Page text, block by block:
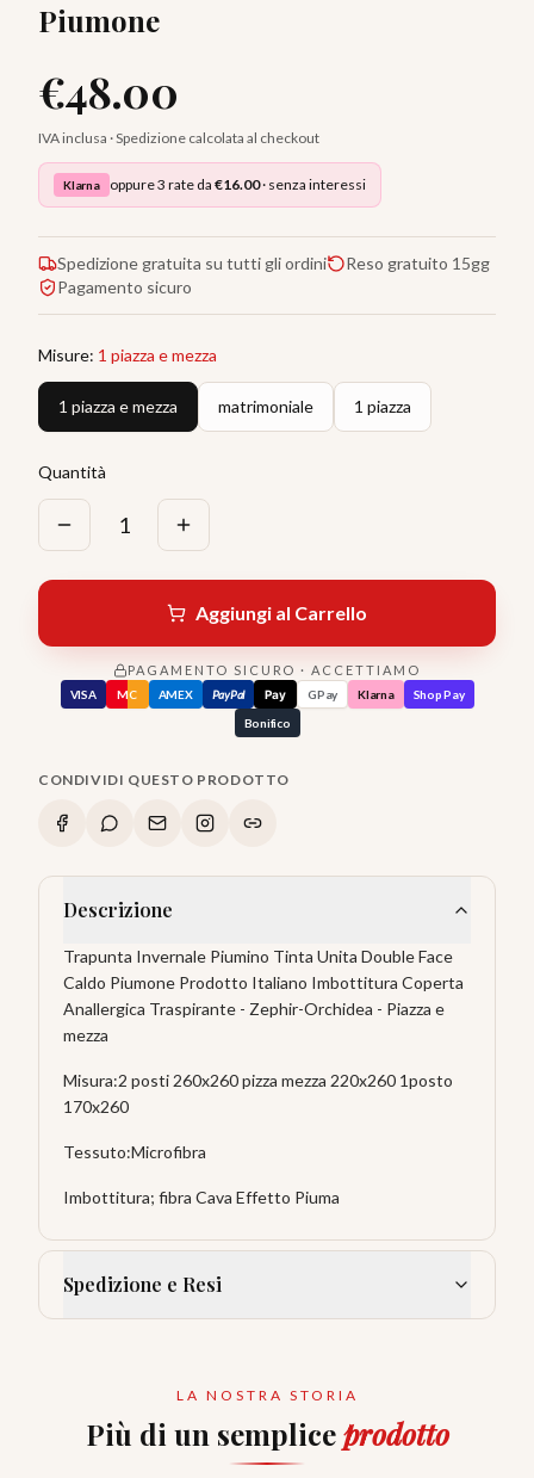
Piumone
€48.00
IVA inclusa · Spedizione calcolata al checkout
Klarna oppure 3 rate da €16.00· senza interessi
Spedizione gratuita su tutti gli ordini
Reso gratuito 15gg
Pagamento sicuro
Misure: 1 piazza e mezza
1 piazza e mezza matrimoniale 1 piazza
Quantità
1
Aggiungi al Carrello
PAGAMENTO SICURO · ACCETTIAMO
VISA MC AMEX PayPal Pay GPay Klarna
Shop Pay
Bonifico
CONDIVIDI QUESTO PRODOTTO
Descrizione
Trapunta Invernale Piumino Tinta Unita Double Face
Caldo Piumone Prodotto Italiano Imbottitura Coperta
Anallergica Traspirante - Zephir-Orchidea - Piazza e
mezza
Misura:2 posti 260x260 pizza mezza 220x260 1posto
170x260
Tessuto:Microfibra
Imbottitura; fibra Cava Effetto Piuma
Spedizione e Resi
LA NOSTRA STORIA
Più di un sempliceprodotto